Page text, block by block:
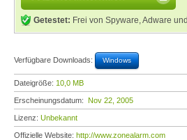
Getestet: Frei von Spyware, Adware
Verfügbare Downloads: Windows
Dateigröße: 10,0 MB
Erscheinungsdatum: Nov 22, 2005
Lizenz: Unbekannt
Offizielle Website: http://www.zonealarm.com